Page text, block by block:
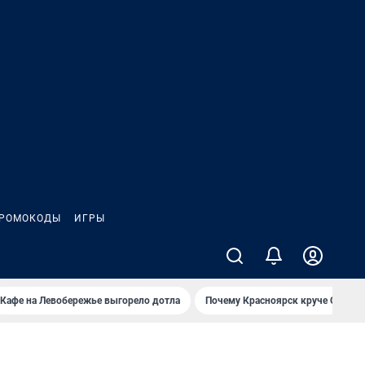
ИГРЫ
Кафе на Левобережье выгорело дотла Почему Красноярск круче Омска